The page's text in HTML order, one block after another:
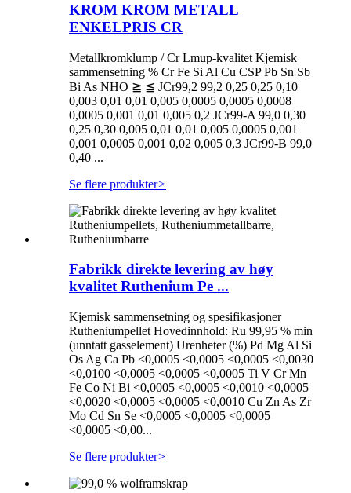
KROM KROM METALL
ENKELPRIS CR
Metallkromklump / Cr Lmup-kvalitet Kjemisk
sammensetning % Cr Fe Si Al Cu CSP Pb Sn Sb
Bi As NHO ≧ ≦ JCr99,2 99,2 0,25 0,25 0,10
0,003 0,01 0,01 0,005 0,0005 0,0005 0,0008
0,0005 0,001 0,01 0,005 0,2 JCr99-A 99,0 0,30
0,25 0,30 0,005 0,01 0,01 0,005 0,0005 0,001
0,001 0,0005 0,001 0,02 0,005 0,3 JCr99-B 99,0
0,40 ...
Se flere produkter>
Fabrikk direkte levering av høy
kvalitet Ruthenium Pe ...
Kjemisk sammensetning og spesifikasjoner
Rutheniumpellet Hovedinnhold: Ru 99,95 % min
(unntatt gasselement) Urenheter (%) Pd Mg Al Si
Os Ag Ca Pb <0,0005 <0,0005 <0,0005 <0,0030
<0,0100 <0,0005 <0,0005 <0,0005 Ti V Cr Mn
Fe Co Ni Bi <0,0005 <0,0005 <0,0010 <0,0005
<0,0020 <0,0005 <0,0005 <0,0010 Cu Zn As Zr
Mo Cd Sn Se <0,0005 <0,0005 <0,0005
<0,0005 <0,00...
Se flere produkter>